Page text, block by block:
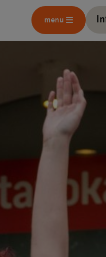
menu